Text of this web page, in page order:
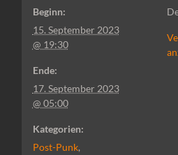
Beginn:
15. September 2023
@ 19:30
Ende:
17. September 2023
@ 05:00
Kategorien:
Post-Punk,